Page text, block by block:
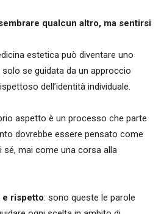
qualcun altro, ma sentirsi
estetica può diventare uno
se guidata da un approccio
dell’identità individuale.
aspetto è un processo che parte
dovrebbe essere pensato come
sé, mai come una corsa alla
e rispetto: sono queste le parole